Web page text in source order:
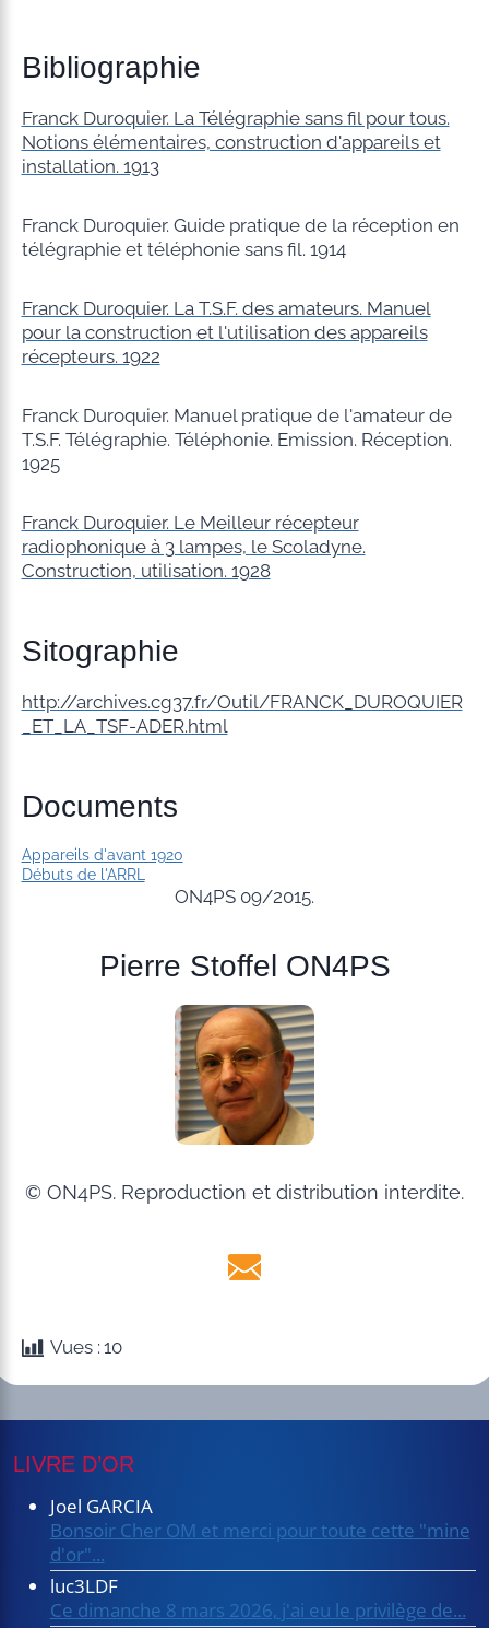
Bibliographie
Franck Duroquier. La Télégraphie sans fil pour tous.
Notions élémentaires, construction d'appareils et
installation. 1913
Franck Duroquier. Guide pratique de la réception en
télégraphie et téléphonie sans fil. 1914
Franck Duroquier. La T.S.F. des amateurs. Manuel
pour la construction et l'utilisation des appareils
récepteurs. 1922
Franck Duroquier. Manuel pratique de l'amateur de
T.S.F. Télégraphie. Téléphonie. Emission. Réception.
1925
Franck Duroquier. Le Meilleur récepteur
radiophonique à 3 lampes, le Scoladyne.
Construction, utilisation. 1928
Sitographie
http://archives.cg37.fr/Outil/FRANCK_DUROQUIER
_ET_LA_TSF-ADER.html
Documents
Appareils d'avant 1920
Débuts de l'ARRL
ON4PS 09/2015.
Pierre Stoffel ON4PS
© ON4PS. Reproduction et distribution interdite.
Vues : 10
LIVRE D’OR
Joel GARCIA
Bonsoir Cher OM et merci pour toute cette "mine
d'or"...
luc3LDF
Ce dimanche 8 mars 2026, j'ai eu le privilège de...